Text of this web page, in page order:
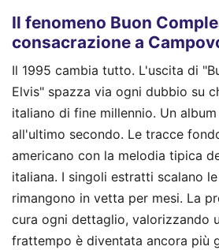
Il fenomeno Buon
consacrazione a
Il 1995 cambia tutto. L'uscita di
Elvis" spazza via ogni dubbio su
italiano di fine millennio. Un
all'ultimo secondo. Le tracce
americano con la melodia tipica
italiana. I singoli estratti scalano
rimangono in vetta per mesi. La
cura ogni dettaglio, valorizzando
frattempo è diventata ancora più